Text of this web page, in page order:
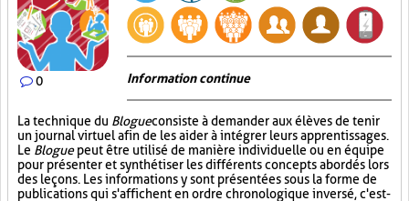
0 Information continue
La technique du Blogueconsiste à demander aux élèves de tenir
un journal virtuel afin de les aider à intégrer leurs apprentissages.
Le Bloguepeut être utilisé de manière individuelle ou en équipe
pour présenter et synthétiser les différents concepts abordés lors
des leçons. Les informations y sont présentées sous la forme de
publications qui s'affichent en ordre chronologique inversé, c'est-